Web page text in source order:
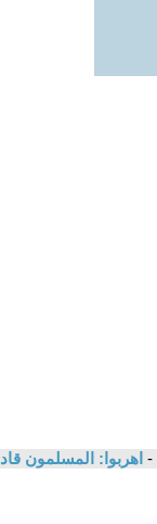
- اهربوا: المسلمون